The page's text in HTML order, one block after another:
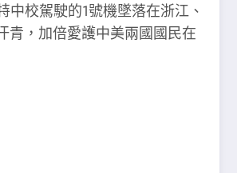
校駕駛的1號機墜落在浙江、
青，加倍愛護中美兩國國民在